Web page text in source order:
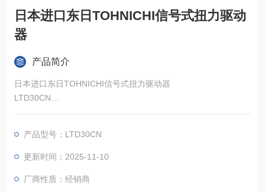
日本进口东日TOHNICHI信号式扭力驱动
器
产品简介
日本进口东日TOHNICHI信号式扭力驱动器
LTD30CN
用于拧紧小螺钉的基本型扭矩扳手。
产品型号：LTD30CN
更新时间：2025-11-10
厂商性质：经销商